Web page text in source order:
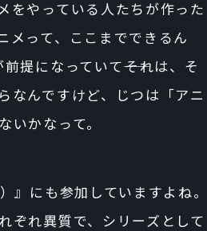
をやっている人たちが作った
メって、ここまでできるん
になっていて――それは、そ
なんですけど、じつは「アニ
いかなって。
』にも参加していますよね。
ぞれ異質で、シリーズとして